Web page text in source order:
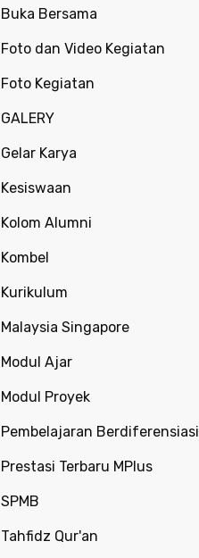
Buka Bersama
Foto dan Video Kegiatan
Foto Kegiatan
GALERY
Gelar Karya
Kesiswaan
Kolom Alumni
Kombel
Kurikulum
Malaysia Singapore
Modul Ajar
Modul Proyek
Pembelajaran Berdiferensiasi
Prestasi Terbaru MPlus
SPMB
Tahfidz Qur'an